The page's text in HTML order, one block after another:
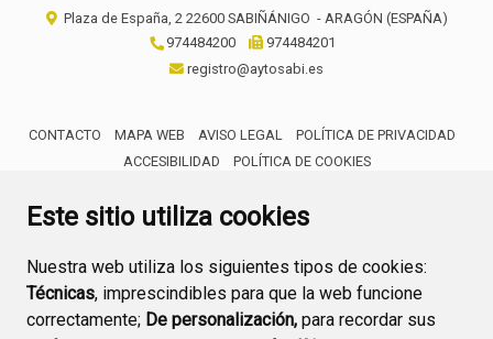
Este sitio utiliza cookies
Nuestra web utiliza los siguientes tipos de cookies:
Técnicas, imprescindibles para que la web funcione
correctamente; De personalización, para recordar sus
Plaza de España, 2 22600 SABIÑÁNIGO - ARAGÓN (ESPAÑA)
974484200
974484201
registro@aytosabi.es
CONTACTO MAPA WEB AVISO LEGAL
POLÍTICA DE PRIVACIDAD
ACCESIBILIDAD
POLÍTICA DE COOKIES